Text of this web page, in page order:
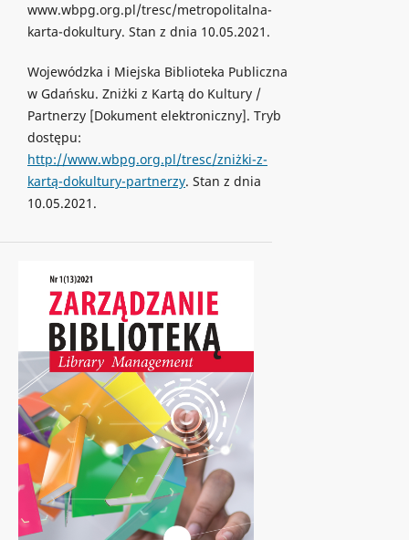
www.wbpg.org.pl/tresc/metropolitalna-
karta-dokultury. Stan z dnia 10.05.2021.
Wojewódzka i Miejska Biblioteka Publiczna
w Gdańsku. Zniżki z Kartą do Kultury /
Partnerzy [Dokument elektroniczny]. Tryb
dostępu:
http://www.wbpg.org.pl/tresc/zniżki-z-
kartą-dokultury-partnerzy. Stan z dnia
10.05.2021.